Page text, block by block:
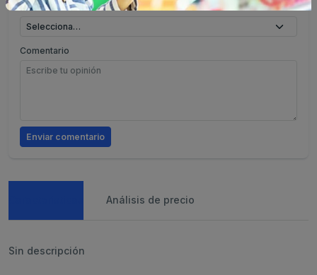
Valoración
Comentario
Enviar comentario
Análisis de precio
Sin descripción